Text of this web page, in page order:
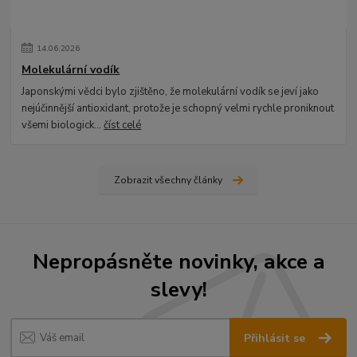
14.06.2026
Molekulární vodík
Japonskými vědci bylo zjištěno, že molekulární vodík se jeví jako
nejúčinnější antioxidant, protože je schopný velmi rychle proniknout
všemi biologick...číst celé
Zobrazit všechny články
Nepropásněte novinky, akce a
slevy!
Přihlásit se